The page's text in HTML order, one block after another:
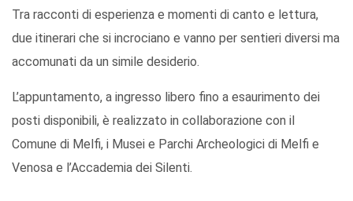
Tra racconti di esperienza e momenti di canto e lettura,
due itinerari che si incrociano e vanno per sentieri diversi ma
accomunati da un simile desiderio.
L’appuntamento, a ingresso libero fino a esaurimento dei
posti disponibili, è realizzato in collaborazione con il
Comune di Melfi, i Musei e Parchi Archeologici di Melfi e
Venosa e l’Accademia dei Silenti.